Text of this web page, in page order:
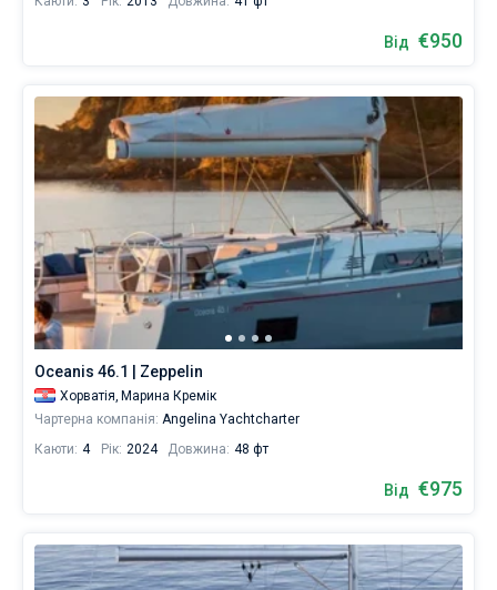
Від €950
Oceanis 46.1 | Zeppelin
Хорватія, Марина Кремік
Чартерна компанія: Angelina Yachtcharter
Каюти: 4 Рік: 2024 Довжина: 48 фт
Від €975